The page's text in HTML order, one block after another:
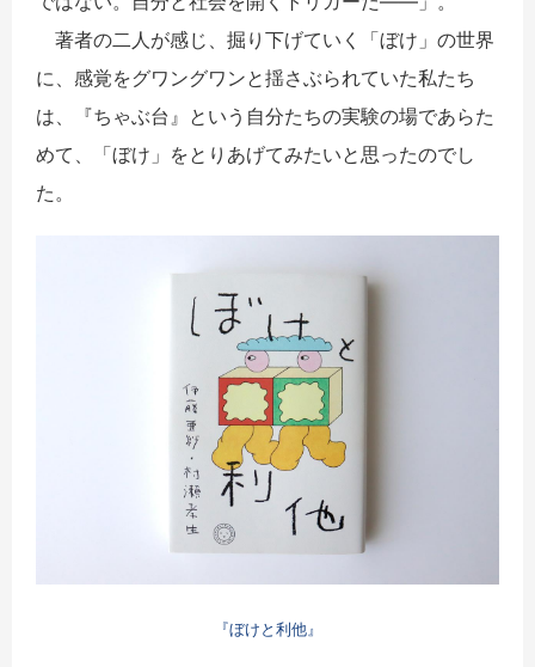
著者の二人が感じ、掘り下げていく「ぼけ」の世界
に、感覚をグワングワンと揺さぶられていた私たち
は、『ちゃぶ台』という自分たちの実験の場であらた
めて、「ぼけ」をとりあげてみたいと思ったのでし
た。
『ぼけと利他』